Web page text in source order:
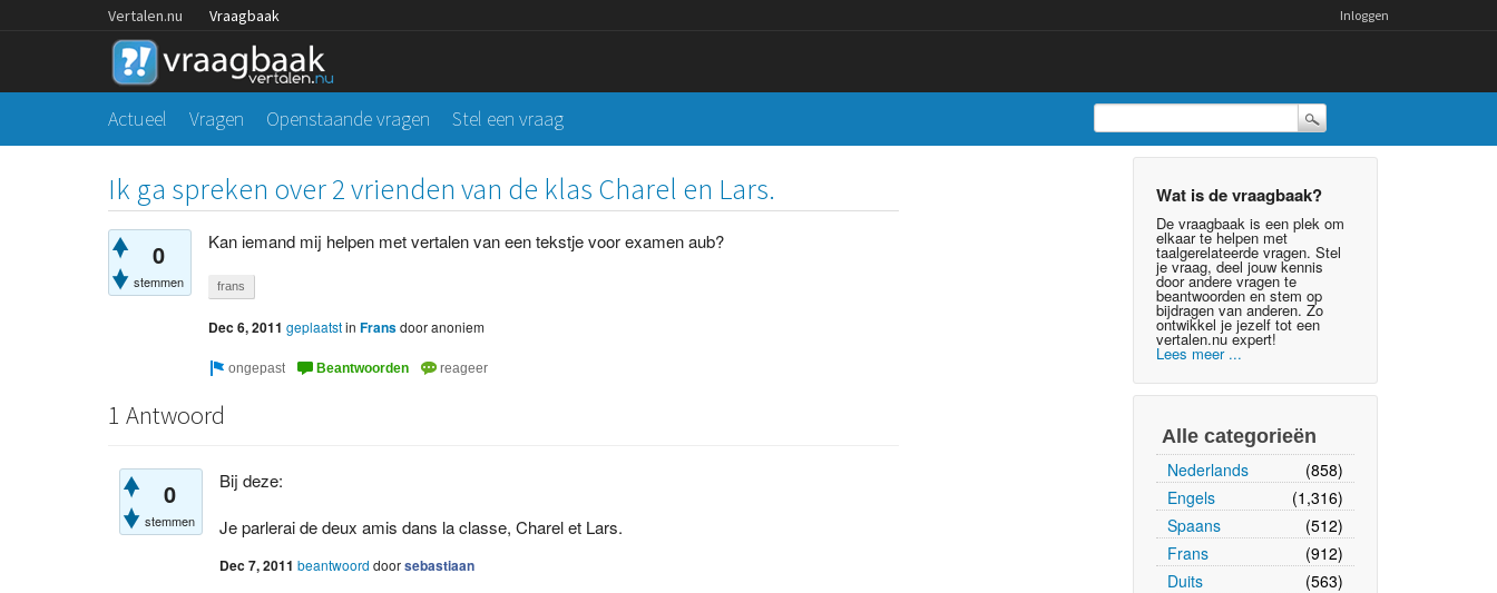
Vertalen.nu Vraagbaak Inloggen
Actueel Vragen Openstaande vragen Stel een vraag
Wat is de vraagbaak?
De vraagbaak is een plek om
elkaar te helpen met
taalgerelateerde vragen. Stel
je vraag, deel jouw kennis
door andere vragen te
beantwoorden en stem op
bijdragen van anderen. Zo
ontwikkel je jezelf tot een
vertalen.nu expert!
Lees meer ...
Alle categorieën
Nederlands
(858)
Engels
(1,316)
Spaans
(512)
Frans
(912)
Duits
(563)
Ik ga spreken over 2 vrienden van de klas Charel en Lars.
0
stemmen
Kan iemand mij helpen met vertalen van een tekstje voor examen aub?
frans
Dec 6, 2011 geplaatstin Fransdooranoniem
1 Antwoord
0
stemmen
Bij deze:
Je parlerai de deux amis dans la classe, Charel et Lars.
Dec 7, 2011 beantwoord doorsebastiaan